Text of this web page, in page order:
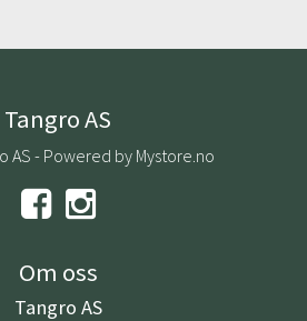
Tangro AS
AS - Powered by Mystore.no
Om oss
Tangro AS